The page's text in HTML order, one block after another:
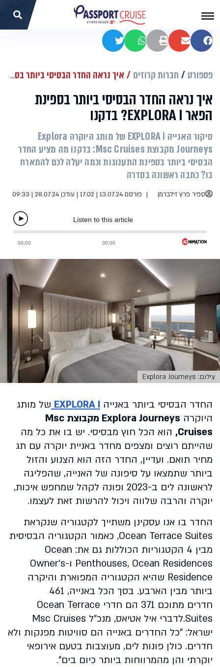
שתפו בפייסבוק
שתפו במיילהדפסהשתפו בוואטסאפשתפו בטוויטר
פספורט חברות קרוזים איך נראה החדר הבסיסי ביותר בספינת הפאר EXPLORA I? בדקנו
איך נראה החדר הבסיסי ביותר בספינת
הפאר EXPLORA I? בדקנו
סיקור האנייה EXPLORA I של מותג היוקרה Explora
Journeys מקבוצת Msc Cruises: בדקנו מה מציע החדר
הבסיסי ביותר בספינת התענוגות וכמה יעלה לכם להתארח
בו? כתבה ראשונה בסדרה
ספיר פרץ זילברמן פורסם 13.07.24 | 17:02 | עודכן 28.07.24 | 09:33
צילום: Explora Journeys
החדר הבסיסי ביותר באנייה EXPLORA I של מותג
היוקרה
Explora Journeys מקבוצת Msc
Cruises, הוא הכל חוץ מבסיסי. יש בו את כל מה
שהייתם רוצים ומצפים מחדר באניית יוקרה עם תג
מחיר תואם. ועדיין, החדר הזה הוא הצנוע והזול
ביותר שתמצאו על סיפונה של האנייה, שהפליגה
לראשונה לים ב-2023 ופונה לקהל שמחפש איכות,
יוקרה והרבה שלווה ויכול להרשות זאת לעצמו.
החדר בו אנו עסקינן משתייך לקטגוריה שנקראת
Ocean Terrace Suites, כאמור הקטגוריה הבסיסית
מבין 4 הקטגוריות הכוללות גם את: Ocean
Penthouses, Ocean Residences ו-Owner’s
Residence שהיא הקטגוריה המפוארת והיקרה
ביותר מבין הארבע. בסך הכל באנייה, 461
חדרים מתוכם 371 הם חדרי Ocean Terrace
Suites.לדברי איל אטיאס, מנכ"ל Msc Cruises
ישראל: "כל החדרים באנייה הם סוויטות מפנקות ולא
חדרים. כולן פונות לים, מעוצבות בטעם אירופאי
יוקרתי והן מהמרווחות ביותר כיום בים".